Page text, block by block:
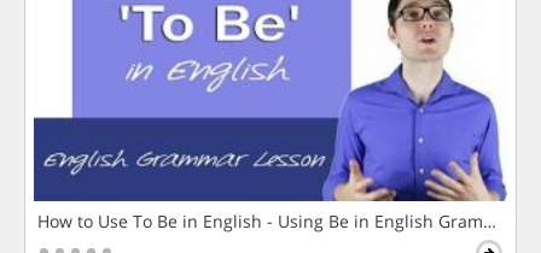
How to Use To Be in English - Using Be in English Grammar